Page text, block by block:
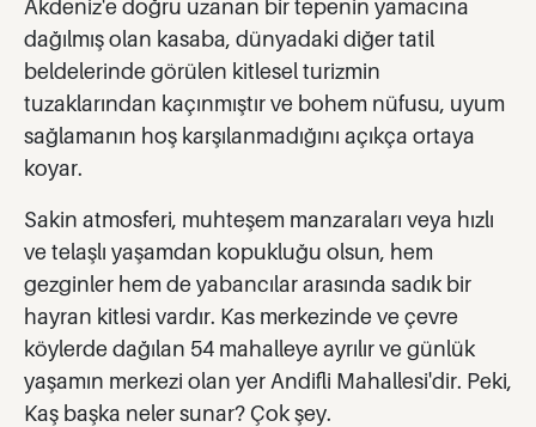
Akdeniz'e doğru uzanan bir tepenin yamacına
dağılmış olan kasaba, dünyadaki diğer tatil
beldelerinde görülen kitlesel turizmin
tuzaklarından kaçınmıştır ve bohem nüfusu, uyum
sağlamanın hoş karşılanmadığını açıkça ortaya
koyar.
Sakin atmosferi, muhteşem manzaraları veya hızlı
ve telaşlı yaşamdan kopukluğu olsun, hem
gezginler hem de yabancılar arasında sadık bir
hayran kitlesi vardır. Kas merkezinde ve çevre
köylerde dağılan 54 mahalleye ayrılır ve günlük
yaşamın merkezi olan yer Andifli Mahallesi'dir. Peki,
Kaş başka neler sunar? Çok şey.